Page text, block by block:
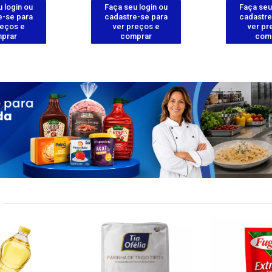
login ou
se para
e
Faça seu login ou
cadastre-se para
ver preços e
comprar
Faça
ver